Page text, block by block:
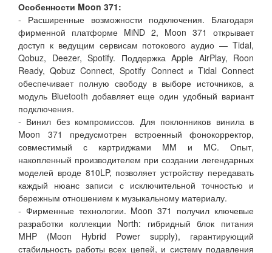
Особенности Moon 371:
- Расширенные возможности подключения. Благодаря
фирменной платформе MiND 2, Moon 371 открывает
доступ к ведущим сервисам потокового аудио — Tidal,
Qobuz, Deezer, Spotify. Поддержка Apple AirPlay, Roon
Ready, Qobuz Connect, Spotify Connect и Tidal Connect
обеспечивает полную свободу в выборе источников, а
модуль Bluetooth добавляет еще один удобный вариант
подключения.
- Винил без компромиссов. Для поклонников винила в
Moon 371 предусмотрен встроенный фонокорректор,
совместимый с картриджами MM и MC. Опыт,
накопленный производителем при создании легендарных
моделей вроде 810LP, позволяет устройству передавать
каждый нюанс записи с исключительной точностью и
бережным отношением к музыкальному материалу.
- Фирменные технологии. Moon 371 получил ключевые
разработки коллекции North: гибридный блок питания
MHP (Moon Hybrid Power supply), гарантирующий
стабильность работы всех цепей, и систему подавления